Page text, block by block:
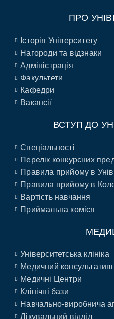
ПРО
Історія Університету
Нагороди та відзнаки
Адміністрація
Факультети
Кафедри
Вакансії
ВСТУП ДО
Спеціальності
Перелік конкурсних
Правила прийому в
Правила прийому в
Вартість навчання
Приймальна коміся
Університетська клініка
Медичний
Медичні Центри
Клінічні бази
Навчально-виробнича
Лікувальний відділ